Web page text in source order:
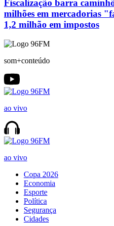
Fiscalização barra
milhões em mercadorias
1,2 milhão em impostos
som+conteúdo
ao vivo
ao vivo
Copa 2026
Economia
Esporte
Política
Segurança
Cidades